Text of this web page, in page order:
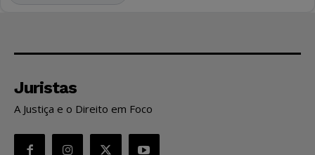
Juristas
A Justiça e o Direito em Foco